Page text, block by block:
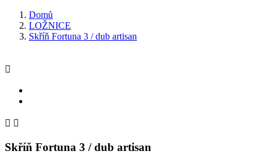
Domů
LOŽNICE
Skříň Fortuna 3 / dub artisan

 
Skříň Fortuna 3 / dub artisan